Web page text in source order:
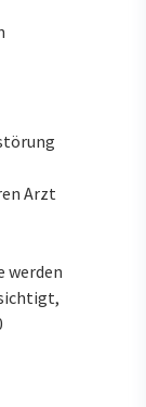
Arzt
werden